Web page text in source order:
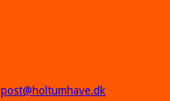
post@holtumhave.dk